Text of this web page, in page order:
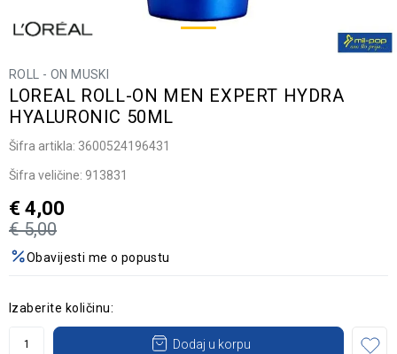
ROLL - ON MUSKI
LOREAL ROLL-ON MEN EXPERT HYDRA
HYALURONIC 50ML
Šifra artikla: 3600524196431
Šifra veličine: 913831
€ 5,00
€ 4,00
Obavijesti me o popustu
Izaberite količinu:
Dodaj u korpu